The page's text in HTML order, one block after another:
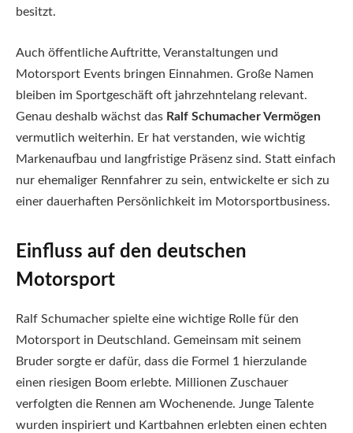
besitzt.
Auch öffentliche Auftritte, Veranstaltungen und
Motorsport Events bringen Einnahmen. Große Namen
bleiben im Sportgeschäft oft jahrzehntelang relevant.
Genau deshalb wächst das Ralf Schumacher Vermögen
vermutlich weiterhin. Er hat verstanden, wie wichtig
Markenaufbau und langfristige Präsenz sind. Statt einfach
nur ehemaliger Rennfahrer zu sein, entwickelte er sich zu
einer dauerhaften Persönlichkeit im Motorsportbusiness.
Einfluss auf den deutschen
Motorsport
Ralf Schumacher spielte eine wichtige Rolle für den
Motorsport in Deutschland. Gemeinsam mit seinem
Bruder sorgte er dafür, dass die Formel 1 hierzulande
einen riesigen Boom erlebte. Millionen Zuschauer
verfolgten die Rennen am Wochenende. Junge Talente
wurden inspiriert und Kartbahnen erlebten einen echten